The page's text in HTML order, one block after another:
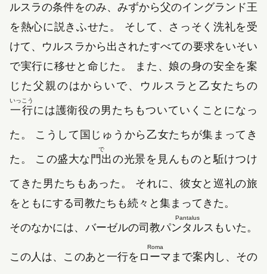
ルスラの条件をのみ、みずから父のイングランド王
を熱心に説きふせた。 そして、さっそく洗礼を受
けて、ウルスラから出されたすべての要求をいそい
で実行に移せと命じた。 また、娘の身の安全を案
じた父親のはからいで、ウルスラと乙女たちの
一行
いっこう
には護衛役の男たちもついていくことになっ
た。 こうして国じゅうから乙女たちが集まってき
た。 この盛大な門出
で
の光景を見んものと駈けつけ
てきた男たちもあった。 それに、彼女と巡礼の旅
をともにする司教たちも続々と集まってきた。
そのなかには、バーゼルの司教パンタルス
Pantalus
もいた。
この人は、このあと一行を ローマ
Roma
まで案内し、その